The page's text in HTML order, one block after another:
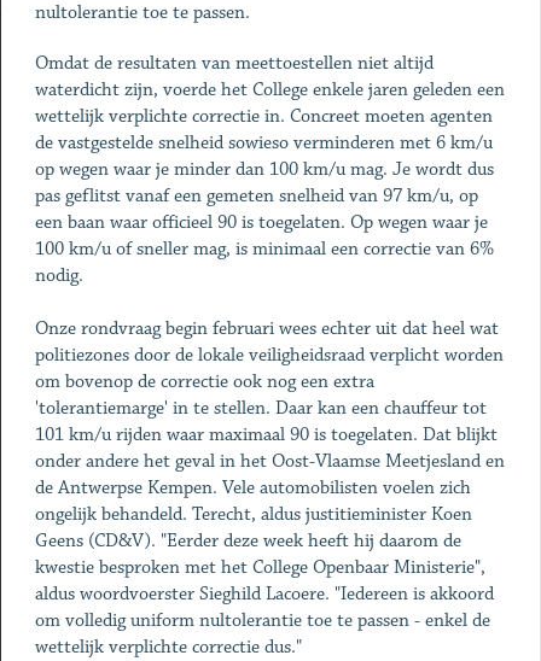
nultolerantie toe te passen.
Omdat de resultaten van meettoestellen niet altijd
waterdicht zijn, voerde het College enkele jaren geleden een
wettelijk verplichte correctie in. Concreet moeten agenten
de vastgestelde snelheid sowieso verminderen met 6 km/u
op wegen waar je minder dan 100 km/u mag. Je wordt dus
pas geflitst vanaf een gemeten snelheid van 97 km/u, op
een baan waar officieel 90 is toegelaten. Op wegen waar je
100 km/u of sneller mag, is minimaal een correctie van 6%
nodig.
Onze rondvraag begin februari wees echter uit dat heel wat
politiezones door de lokale veiligheidsraad verplicht worden
om bovenop de correctie ook nog een extra
'tolerantiemarge' in te stellen. Daar kan een chauffeur tot
101 km/u rijden waar maximaal 90 is toegelaten. Dat blijkt
onder andere het geval in het Oost-Vlaamse Meetjesland en
de Antwerpse Kempen. Vele automobilisten voelen zich
ongelijk behandeld. Terecht, aldus justitieminister Koen
Geens (CD&V). "Eerder deze week heeft hij daarom de
kwestie besproken met het College Openbaar Ministerie",
aldus woordvoerster Sieghild Lacoere. "Iedereen is akkoord
om volledig uniform nultolerantie toe te passen - enkel de
wettelijk verplichte correctie dus."